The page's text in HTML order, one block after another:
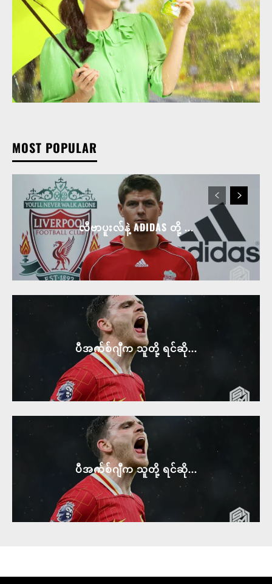
MOST POPULAR
လီဗာပူးလ်နဲ့ ADIDAS တို့ ...
ပီအက်စ်ဂျီက သူတို့ ရင်ဆို...
ပီအက်စ်ဂျီက သူတို့ ရင်ဆို...